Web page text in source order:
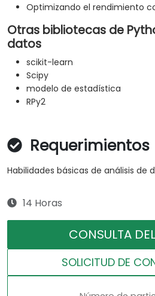
Optimizando el rendimiento
Otras bibliotecas de
datos
scikit-learn
Scipy
modelo de estadística
RPy2
Requerimientos
Habilidades básicas de análisis de
14 Horas
CONSULTA
SOLICITUD DE